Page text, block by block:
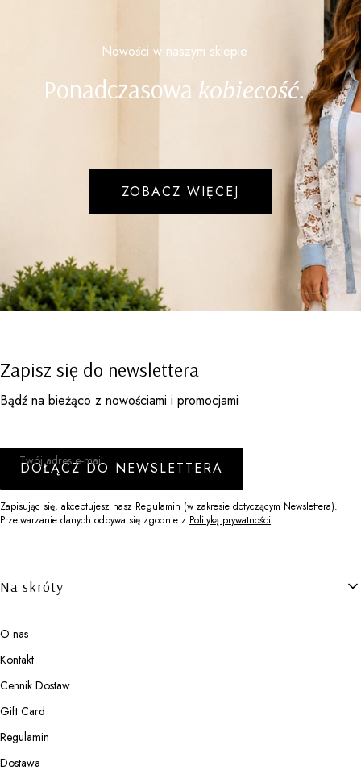
Nowości w naszym sklepie
Ponadczasowa kobiecość.
ZOBACZ WIĘCEJ
Zapisz się do newslettera
Bądź na bieżąco z nowościami i promocjami
Twój adres e-mail
DOŁĄCZ DO NEWSLETTERA
Zapisując się, akceptujesz nasz Regulamin (w zakresie dotyczącym Newslettera).
Przetwarzanie danych odbywa się zgodnie z Polityką prywatności.
Linki w stopce
Na skróty
O nas
Kontakt
Cennik Dostaw
Gift Card
Regulamin
Dostawa